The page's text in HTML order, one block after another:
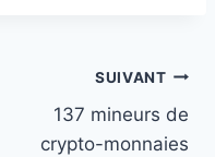
SUIVANT
137 mineurs de
crypto-monnaies